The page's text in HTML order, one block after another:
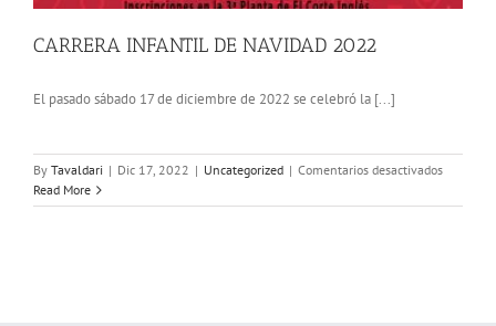
CARRERA INFANTIL DE NAVIDAD 2022
El pasado sábado 17 de diciembre de 2022 se celebró la [...]
By Tavaldari | Dic 17, 2022 | Uncategorized | Comentarios desactivadosen
INFANTIL
Read More